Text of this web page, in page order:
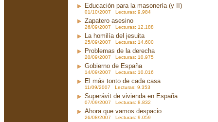
Educación para la masonería (y II)
01/10/2007 Lecturas: 9.984
Zapatero asesino
26/09/2007 Lecturas: 12.188
La homilía del jesuita
25/09/2007 Lecturas: 14.600
Problemas de la derecha
20/09/2007 Lecturas: 10.975
Gobierno de España
14/09/2007 Lecturas: 10.016
El más tonto de cada casa
11/09/2007 Lecturas: 9.353
Superávit de vivienda en España
07/09/2007 Lecturas: 8.832
Ahora que vamos despacio
26/08/2007 Lecturas: 9.059